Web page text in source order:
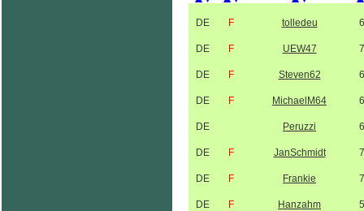
DE F tolledeu
DE F UEW47
DE F Steven62
DE F MichaelM64
DE Peruzzi
DE F JanSchmidt
DE F Frankie
DE F Hanzahm